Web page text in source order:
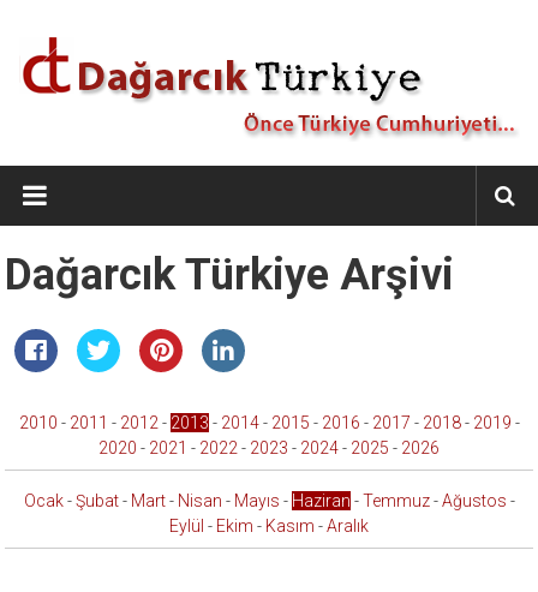
Dağarcık
Türkiye
Önce
Türkiye
Dağarcık Türkiye Arşivi
2010 - 2011 - 2012 - 2013 - 2014- 2015 - 2016 - 2017 - 2018- 2019 -
2020 - 2021 - 2022 - 2023 - 2024- 2025 - 2026
Ocak-Şubat- Mart- Nisan - Mayıs - Haziran -Temmuz-Ağustos -
Eylül - Ekim - Kasım -Aralık